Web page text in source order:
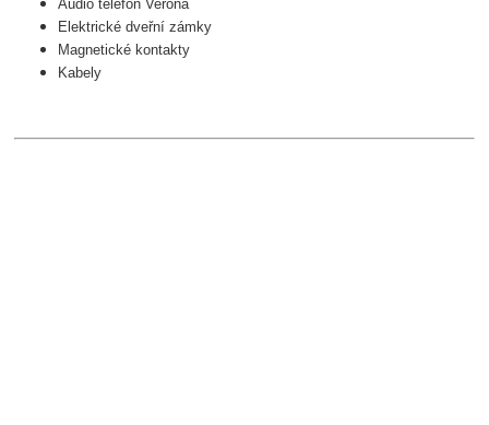
Audio telefon Verona
Elektrické dveřní zámky
Magnetické kontakty
Kabely